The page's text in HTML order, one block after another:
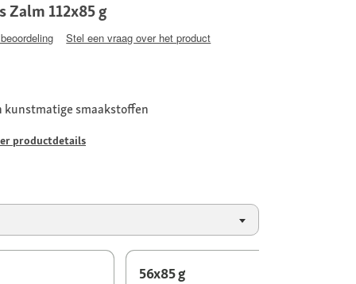
Zalm 112x85 g
Stel een vraag over het product
kunstmatige smaakstoffen
productdetails
56x85 g